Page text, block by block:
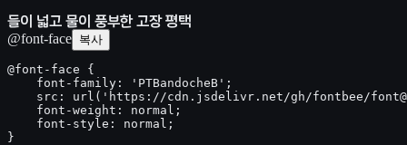
들이 넓고 물이 풍부한 고장 평택
@font-face 복사
@font-face {
    font-family: 'PTBandocheB';
src: url('https://cdn.jsdelivr.net/gh/fontbee/
    font-weight: normal;
    font-style: normal;
}